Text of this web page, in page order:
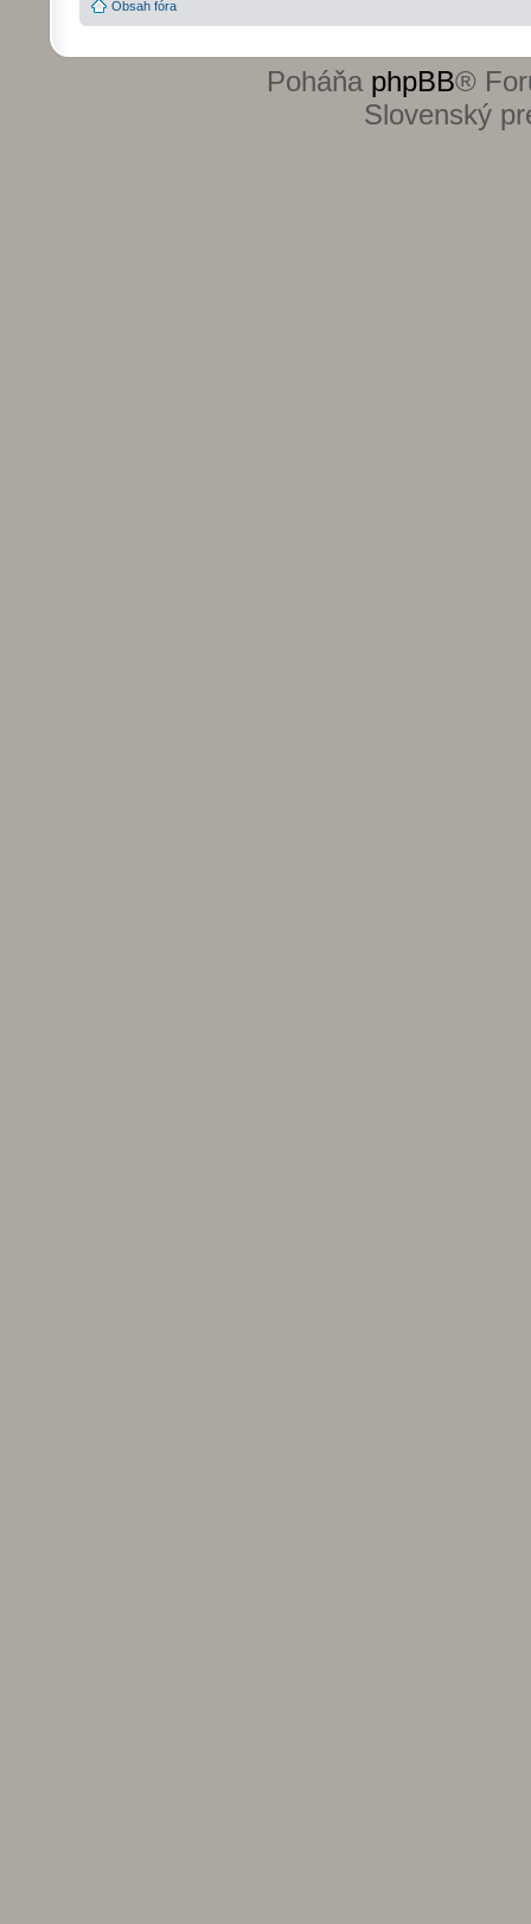
Obsah fóra
Poháňa phpBB®
Slovenský